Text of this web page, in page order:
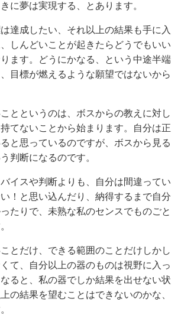
に夢は実現する、とあります。
達成したい、それ以上の結果も手に入
しんどいことが起きたらどうでもいい
ます。どうにかなる、という中途半端
目標が燃えるような願望ではないから
とというのは、ボスからの教えに対し
てないことから始まります。自分は正
と思っているのですが、ボスから見る
判断になるのです。
イスや判断よりも、自分は間違ってい
！と思い込んだり、納得するまで自分
たりで、未熟な私のセンスでものごと
とだけ、できる範囲のことだけしかし
て、自分以上の器のものは視野に入っ
ると、私の器でしか結果を出せない状
の結果を望むことはできないのかな、